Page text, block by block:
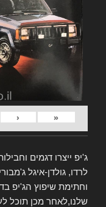
«
‹
ג'יפ ייצרו דגמים
לרדו, גולדן-איגל
וחתימת שיפוץ הג'יפ
שלנו,לאחר מכן תוכל